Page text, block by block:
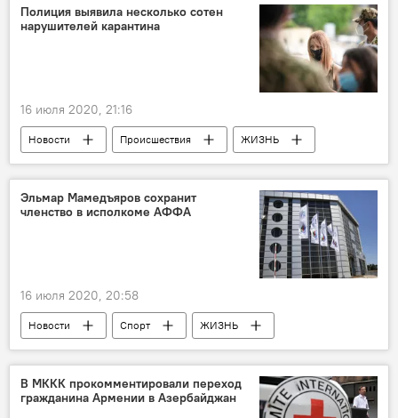
Полиция выявила несколько сотен
нарушителей карантина
16 июля 2020, 21:16
Новости Происшествия
ЖИЗНЬ
Азербайджан
карантин полиция
Эльмар Мамедъяров сохранит
членство в исполкоме АФФА
16 июля 2020, 20:58
Новости Спорт
ЖИЗНЬ
Азербайджан
Политика
АФФА
Эльмар Мамедъяров
В МККК прокомментировали переход
гражданина Армении в Азербайджан